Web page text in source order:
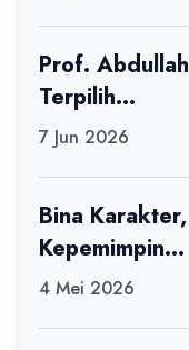
Kabupaten
Ciamis Tahun
2026
Prof. Abdullah
Terpilih
sebagai Ketua
7 Jun 2026
Bina Karakter,
Kepemimpinan
, dan
4 Mei 2026